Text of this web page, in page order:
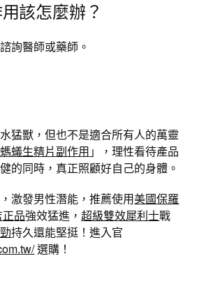
該怎麼辦？
詢醫師或藥師。
猛獸，但也不是適合所有人的萬靈
蟻生精片副作用 」，理性看待產品
的同時，真正照顧好自己的身體。
激發男性潛能，推薦使用美國保羅
正品強效猛進，超級雙效犀利士戰
持久還能堅挺！進入官
選購！